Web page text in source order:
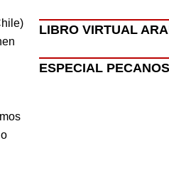
LIBRO VIRTUAL
ESPECIAL PECANOS